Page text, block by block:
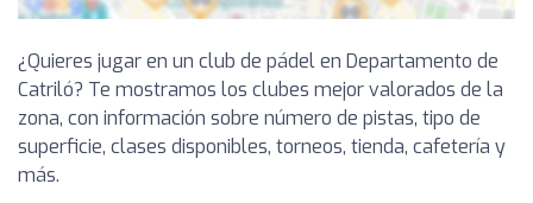
¿Quieres jugar en un club de pádel en Departamento de
Catriló? Te mostramos los clubes mejor valorados de la
zona, con información sobre número de pistas, tipo de
superficie, clases disponibles, torneos, tienda, cafetería y
más.